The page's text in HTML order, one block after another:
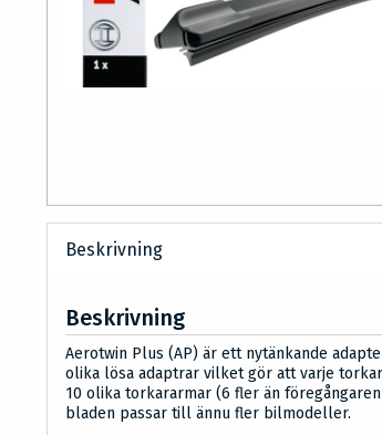
Beskrivning
Beskrivning
Aerotwin Plus (AP) är ett nytänkande
olika lösa adaptrar vilket gör att varje
10 olika torkararmar (6 fler än
bladen passar till ännu fler bilmodeller.